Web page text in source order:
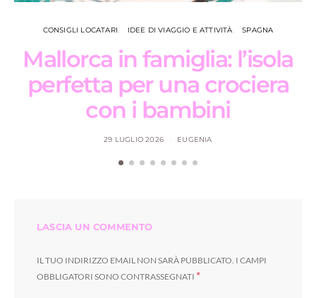
CONSIGLI LOCATARI IDEE DI VIAGGIO E ATTIVITÀ SPAGNA
Mallorca in famiglia: l’isola
perfetta per una crociera
con i bambini
29 LUGLIO 2026 EUGENIA
LASCIA UN COMMENTO
IL TUO INDIRIZZO EMAIL NON SARÀ PUBBLICATO. I CAMPI
OBBLIGATORI SONO CONTRASSEGNATI *